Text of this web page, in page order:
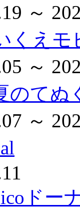
～
くえモ
～
のてぬ
～
ドー